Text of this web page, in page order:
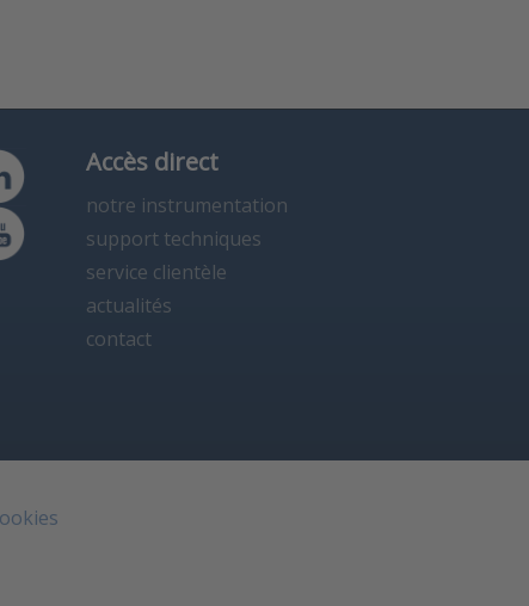
Accès direct
notre instrumentation
support techniques
service clientèle
actualités
contact